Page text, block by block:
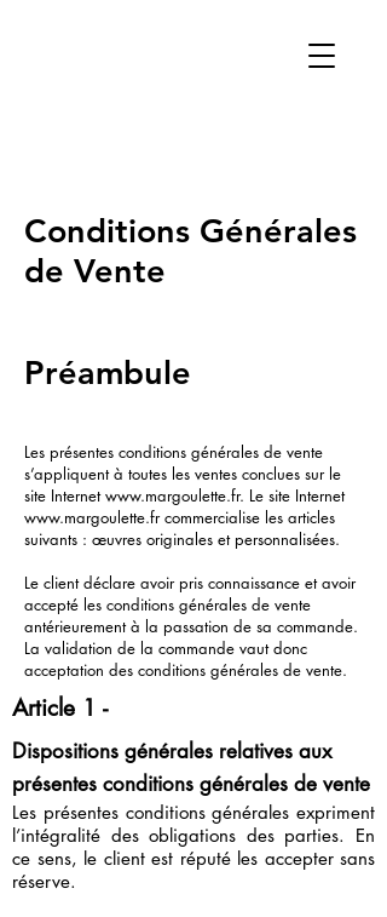
Conditions Générales
de Vente
Préambule
Les présentes conditions générales de vente
s’appliquent à toutes les ventes conclues sur le
site Internetwww.margoulette.fr. Le site Internet
www.margoulette.frcommercialise les articles
suivants : œuvres originales et personnalisées.
Le client déclare avoir pris connaissance et avoir
accepté les conditions générales de vente
antérieurement à la passation de sa commande.
La validation de la commande vaut donc
acceptation des conditions générales de vente.
Article 1 -
Dispositions générales relatives aux
présentes conditions générales de vente
Les présentes conditions générales expriment
l’intégralité des obligations des parties. En
ce sens, le client est réputé les accepter sans
réserve.